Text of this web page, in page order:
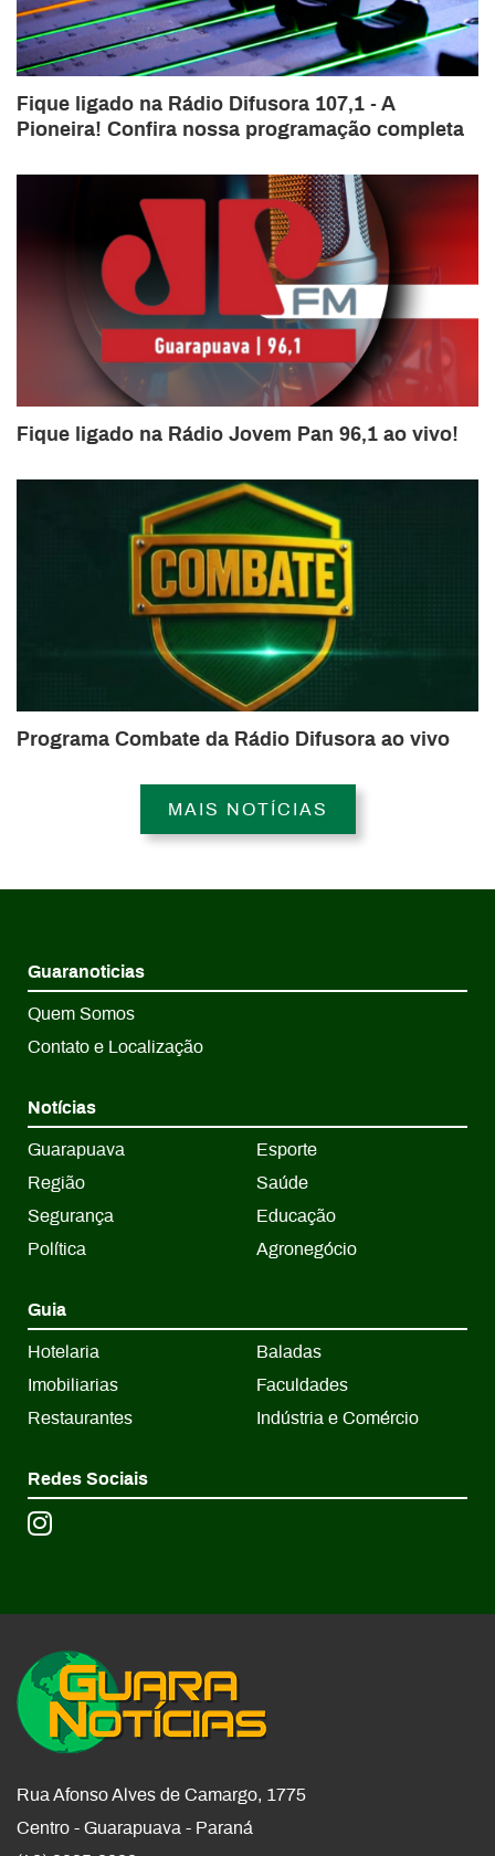
Fique ligado na Rádio Difusora 107,1 - A
Pioneira! Confira nossa programação completa
Fique ligado na Rádio Jovem Pan 96,1 ao vivo!
Programa Combate da Rádio Difusora ao vivo
MAIS NOTÍCIAS
Guaranoticias
Quem Somos
Contato e Localização
Notícias
Guarapuava
Região
Segurança
Política
Esporte
Saúde
Educação
Agronegócio
Guia
Hotelaria
Imobiliarias
Restaurantes
Baladas
Faculdades
Indústria e Comércio
Redes Sociais
Rua Afonso Alves de Camargo, 1775
Centro - Guarapuava - Paraná